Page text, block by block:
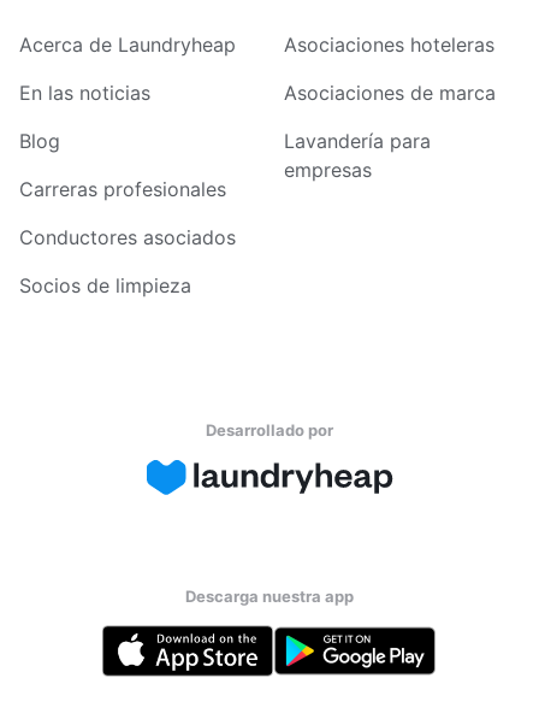
Acerca de Laundryheap
En las noticias
Blog
Carreras profesionales
Conductores asociados
Socios de limpieza
Asociaciones hoteleras
Asociaciones de marca
Lavandería para
empresas
Desarrollado por
Descarga nuestra app